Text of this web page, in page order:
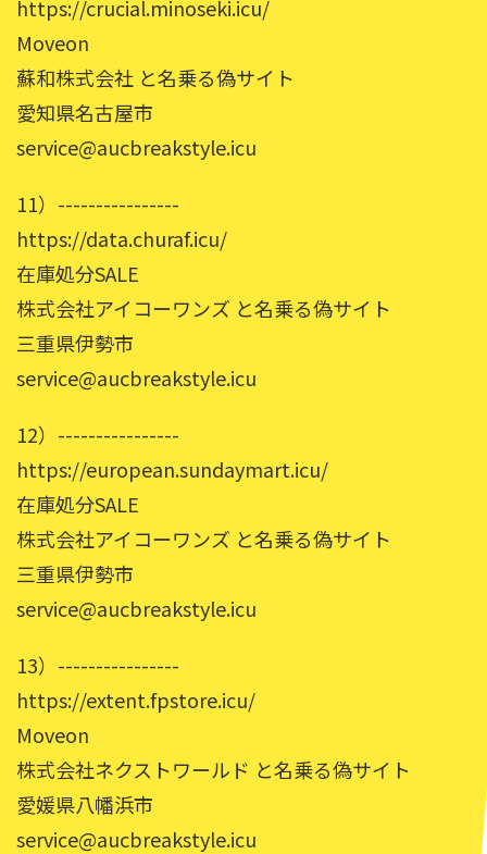
https://crucial.minoseki.icu/
Moveon
蘇和株式会社 と名乗る偽サイト
愛知県名古屋市
service@aucbreakstyle.icu
11）----------------
https://data.churaf.icu/
在庫処分SALE
株式会社アイコーワンズ と名乗る偽サイト
三重県伊勢市
service@aucbreakstyle.icu
12）----------------
https://european.sundaymart.icu/
在庫処分SALE
株式会社アイコーワンズ と名乗る偽サイト
三重県伊勢市
service@aucbreakstyle.icu
13）----------------
https://extent.fpstore.icu/
Moveon
株式会社ネクストワールド と名乗る偽サイト
愛媛県八幡浜市
service@aucbreakstyle.icu